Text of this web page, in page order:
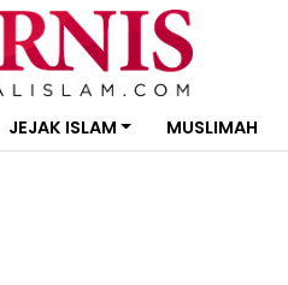
JEJAK ISLAM MUSLIMAH